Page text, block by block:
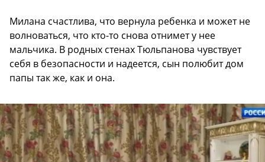
Милана счастлива, что вернула ребенка и может не
волноваться, что кто-то снова отнимет у нее
мальчика. В родных стенах Тюльпанова чувствует
себя в безопасности и надеется, сын полюбит дом
папы так же, как и она.